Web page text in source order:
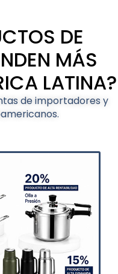
DE
MÁS
LATINA?
de importadores y